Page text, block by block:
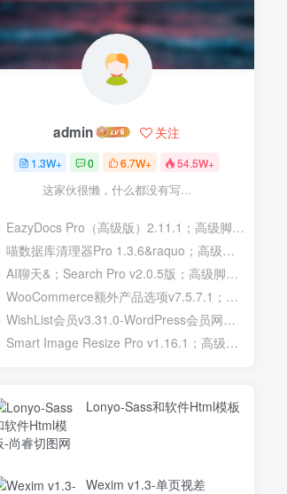
admin 关注
1.3W+ 0 6.7W+ 54.5W+
这家伙很懒，什么都没有写...
EazyDocs Pro（高级版）2.11.1；高级脚本、插件和；移动
喵数据库清理器Pro 1.3.6&raquo；高级脚本、插件和；移动
AI聊天&；Search Pro v2.0.5版；高级脚本、插件和；移动
WooCommerce额外产品选项v7.5.7.1；高级脚本、插件和；移动
WishList会员v3.31.0-WordPress会员网站；高级脚本、插件和；移动
Smart Image Resize Pro v1.16.1；高级脚本、插件和；移动
Lonyo-Sass和软件Html模板
Wexim v1.3-单页视差